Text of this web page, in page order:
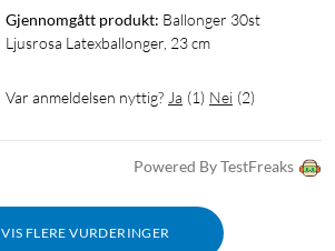
Gjennomgått produkt: Ballonger 30st
Ljusrosa Latexballonger, 23 cm
Var anmeldelsen nyttig? Ja (1) Nei (2)
Powered By TestFreaks
VIS FLERE VURDERINGER